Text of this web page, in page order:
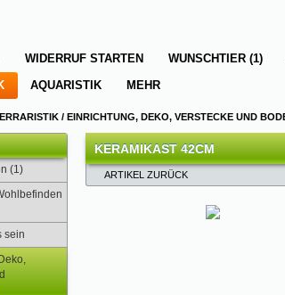
WIDERRUF STARTEN WUNSCHTIER (1)
AQUARISTIK MEHR
/ EINRICHTUNG, DEKO, VERSTECKE UND
(1)
sein
KERAMIKAST 42CM
ARTIKEL ZURÜCK